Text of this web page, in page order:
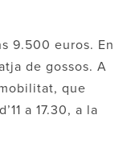
9.500 euros. En
de gossos. A
que
a 17.30, a la